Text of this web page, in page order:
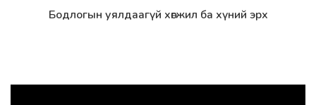
Дэлгэрэнгүй
Бодлогын уялдаагүй хөгжил ба хүний эрх